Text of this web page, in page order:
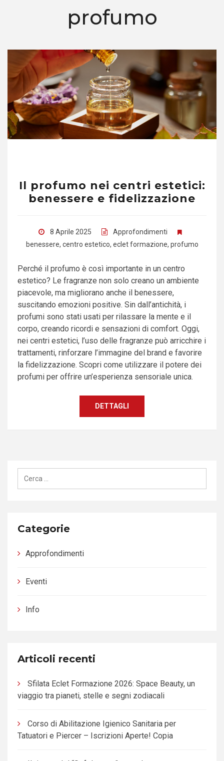
profumo
Il profumo nei centri estetici:
benessere e fidelizzazione
8 Aprile 2025
Approfondimenti
benessere, centro estetico, eclet formazione, profumo
Perché il profumo è così importante in un centro
estetico? Le fragranze non solo creano un ambiente
piacevole, ma migliorano anche il benessere,
suscitando emozioni positive. Sin dall’antichità, i
profumi sono stati usati per rilassare la mente e il
corpo, creando ricordi e sensazioni di comfort. Oggi,
nei centri estetici, l’uso delle fragranze può arricchire i
trattamenti, rinforzare l’immagine del brand e favorire
la fidelizzazione. Scopri come utilizzare il potere dei
profumi per offrire un’esperienza sensoriale unica.
DETTAGLI
Ricerca
Categorie
Approfondimenti
Eventi
Info
Articoli recenti
Sfilata Eclet Formazione 2026: Space Beauty, un
viaggio tra pianeti, stelle e segni zodiacali
Corso di Abilitazione Igienico Sanitaria per
Tatuatori e Piercer – Iscrizioni Aperte! Copia